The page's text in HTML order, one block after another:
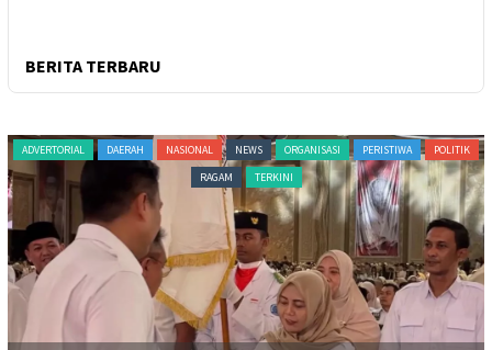
BERITA TERBARU
ADVERTORIAL DAERAH NASIONAL NEWS ORGANISASI PERISTIWA
POLITIK
RAGAM
TERKINI